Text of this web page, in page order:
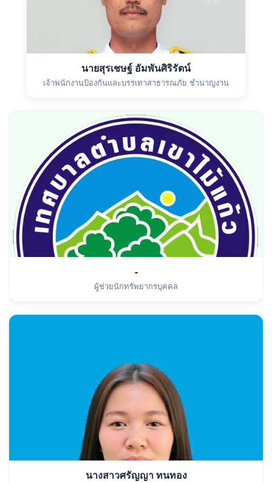
นายสุรเชษฐ์ อัมพันศิริรัตน์
เจ้าพนักงานป้องกันและบรรเทาสาธารณภัย ชำนาญงาน
-
ผู้ช่วยนักทรัพยากรบุคคล
นางสาวศรัญญา ทนทอง